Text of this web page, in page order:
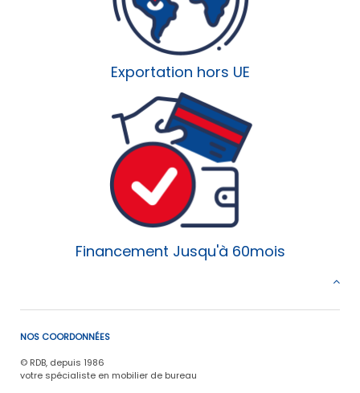
Exportation hors UE
Financement Jusqu'à 60mois
NOS COORDONNÉES
© RDB, depuis 1986
votre spécialiste en mobilier de bureau